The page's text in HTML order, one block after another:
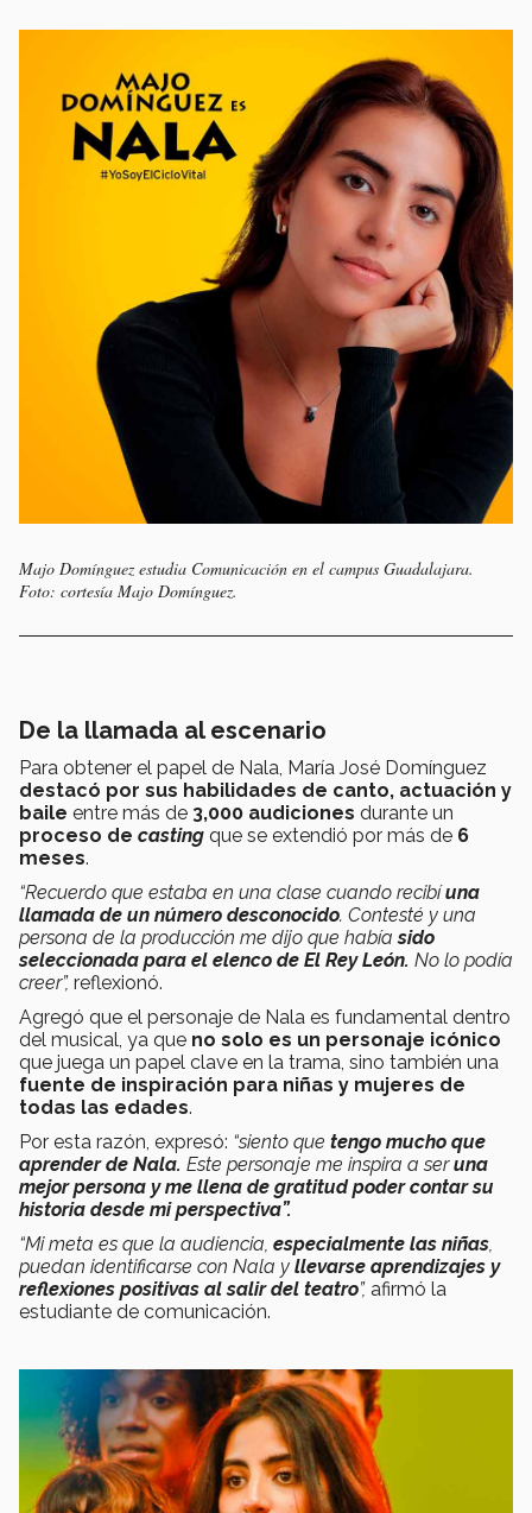
Majo Domínguez estudia Comunicación en el campus Guadalajara.
Foto: cortesía Majo Domínguez.
De la llamada al escenario
Para obtener el papel de Nala, María José Domínguez
destacó por sus habilidades de canto, actuación y
baile entre más de 3,000 audiciones durante un
proceso de casting que se extendió por más de 6
meses.
“Recuerdo que estaba en una clase cuando recibíuna
llamada de un número desconocido. Contesté y una
persona de la producción me dijo que habíasido
seleccionada para el elenco de El Rey León. No lo podía
creer”, reflexionó.
Agregó que el personaje de Nala es fundamental dentro
del musical, ya que no solo es un personaje icónico
que juega un papel clave en la trama, sino también una
fuente de inspiración para niñas y mujeres de
todas las edades.
Por esta razón, expresó: “siento que tengo mucho que
aprender de Nala. Este personaje me inspira a seruna
mejor persona y me llena de gratitud poder contar su
historia desde mi perspectiva”.
“Mi meta es que la audiencia, especialmente las niñas
puedan identificarse con Nala y llevarse aprendizajes y
reflexiones positivas al salir del teatro”, afirmó la
estudiante de comunicación.